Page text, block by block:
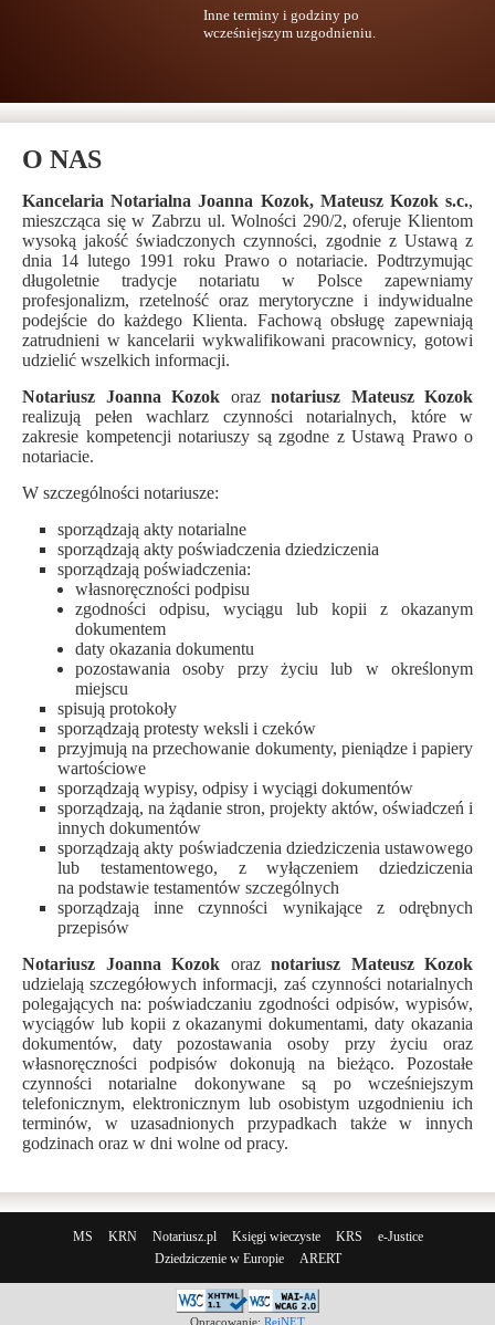
Inne terminy i godziny po
wcześniejszym uzgodnieniu.
O NAS
Kancelaria Notarialna Joanna Kozok, Mateusz Kozok s.c.,
mieszcząca się w Zabrzu ul. Wolności 290/2, oferuje Klientom
wysoką jakość świadczonych czynności, zgodnie z Ustawą z
dnia 14 lutego 1991 roku Prawo o notariacie. Podtrzymując
długoletnie tradycje notariatu w Polsce zapewniamy
profesjonalizm, rzetelność oraz merytoryczne i indywidualne
podejście do każdego Klienta. Fachową obsługę zapewniają
zatrudnieni w kancelarii wykwalifikowani pracownicy, gotowi
udzielić wszelkich informacji.
Notariusz Joanna Kozok oraz notariusz Mateusz Kozok
realizują pełen wachlarz czynności notarialnych, które w
zakresie kompetencji notariuszy są zgodne z Ustawą Prawo o
notariacie.
W szczególności notariusze:
sporządzają akty notarialne
sporządzają akty poświadczenia dziedziczenia
sporządzają poświadczenia:
własnoręczności podpisu
zgodności odpisu, wyciągu lub kopii z okazanym
dokumentem
daty okazania dokumentu
pozostawania osoby przy życiu lub w określonym
miejscu
spisują protokoły
sporządzają protesty weksli i czeków
przyjmują na przechowanie dokumenty, pieniądze i papiery
wartościowe
sporządzają wypisy, odpisy i wyciągi dokumentów
sporządzają, na żądanie stron, projekty aktów, oświadczeń i
innych dokumentów
sporządzają akty poświadczenia dziedziczenia ustawowego
lub testamentowego, z wyłączeniem dziedziczenia
na podstawie testamentów szczególnych
sporządzają inne czynności wynikające z odrębnych
przepisów
Notariusz Joanna Kozok oraz notariusz Mateusz Kozok
udzielają szczegółowych informacji, zaś czynności notarialnych
polegających na: poświadczaniu zgodności odpisów, wypisów,
wyciągów lub kopii z okazanymi dokumentami, daty okazania
dokumentów, daty pozostawania osoby przy życiu oraz
własnoręczności podpisów dokonują na bieżąco. Pozostałe
czynności notarialne dokonywane są po wcześniejszym
telefonicznym, elektronicznym lub osobistym uzgodnieniu ich
terminów, w uzasadnionych przypadkach także w innych
godzinach oraz w dni wolne od pracy.
MS KRN Notariusz.pl Księgi wieczyste KRS
e-Justice
Dziedziczenie w Europie
ARERT